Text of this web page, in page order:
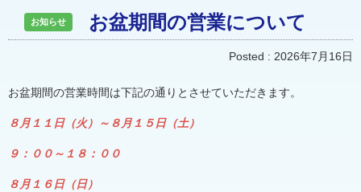
お知らせ お盆期間の営業について
Posted : 2026年7月16日
お盆期間の営業時間は下記の通りとさせていただきます。
８月１１日（火）～８月１５日（土）
９：００～１８：００
８月１６日（日）